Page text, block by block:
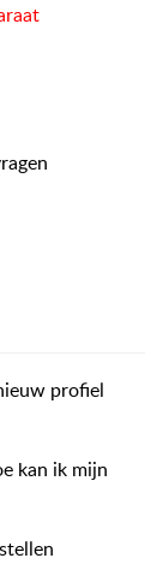
profiel
kan ik mijn